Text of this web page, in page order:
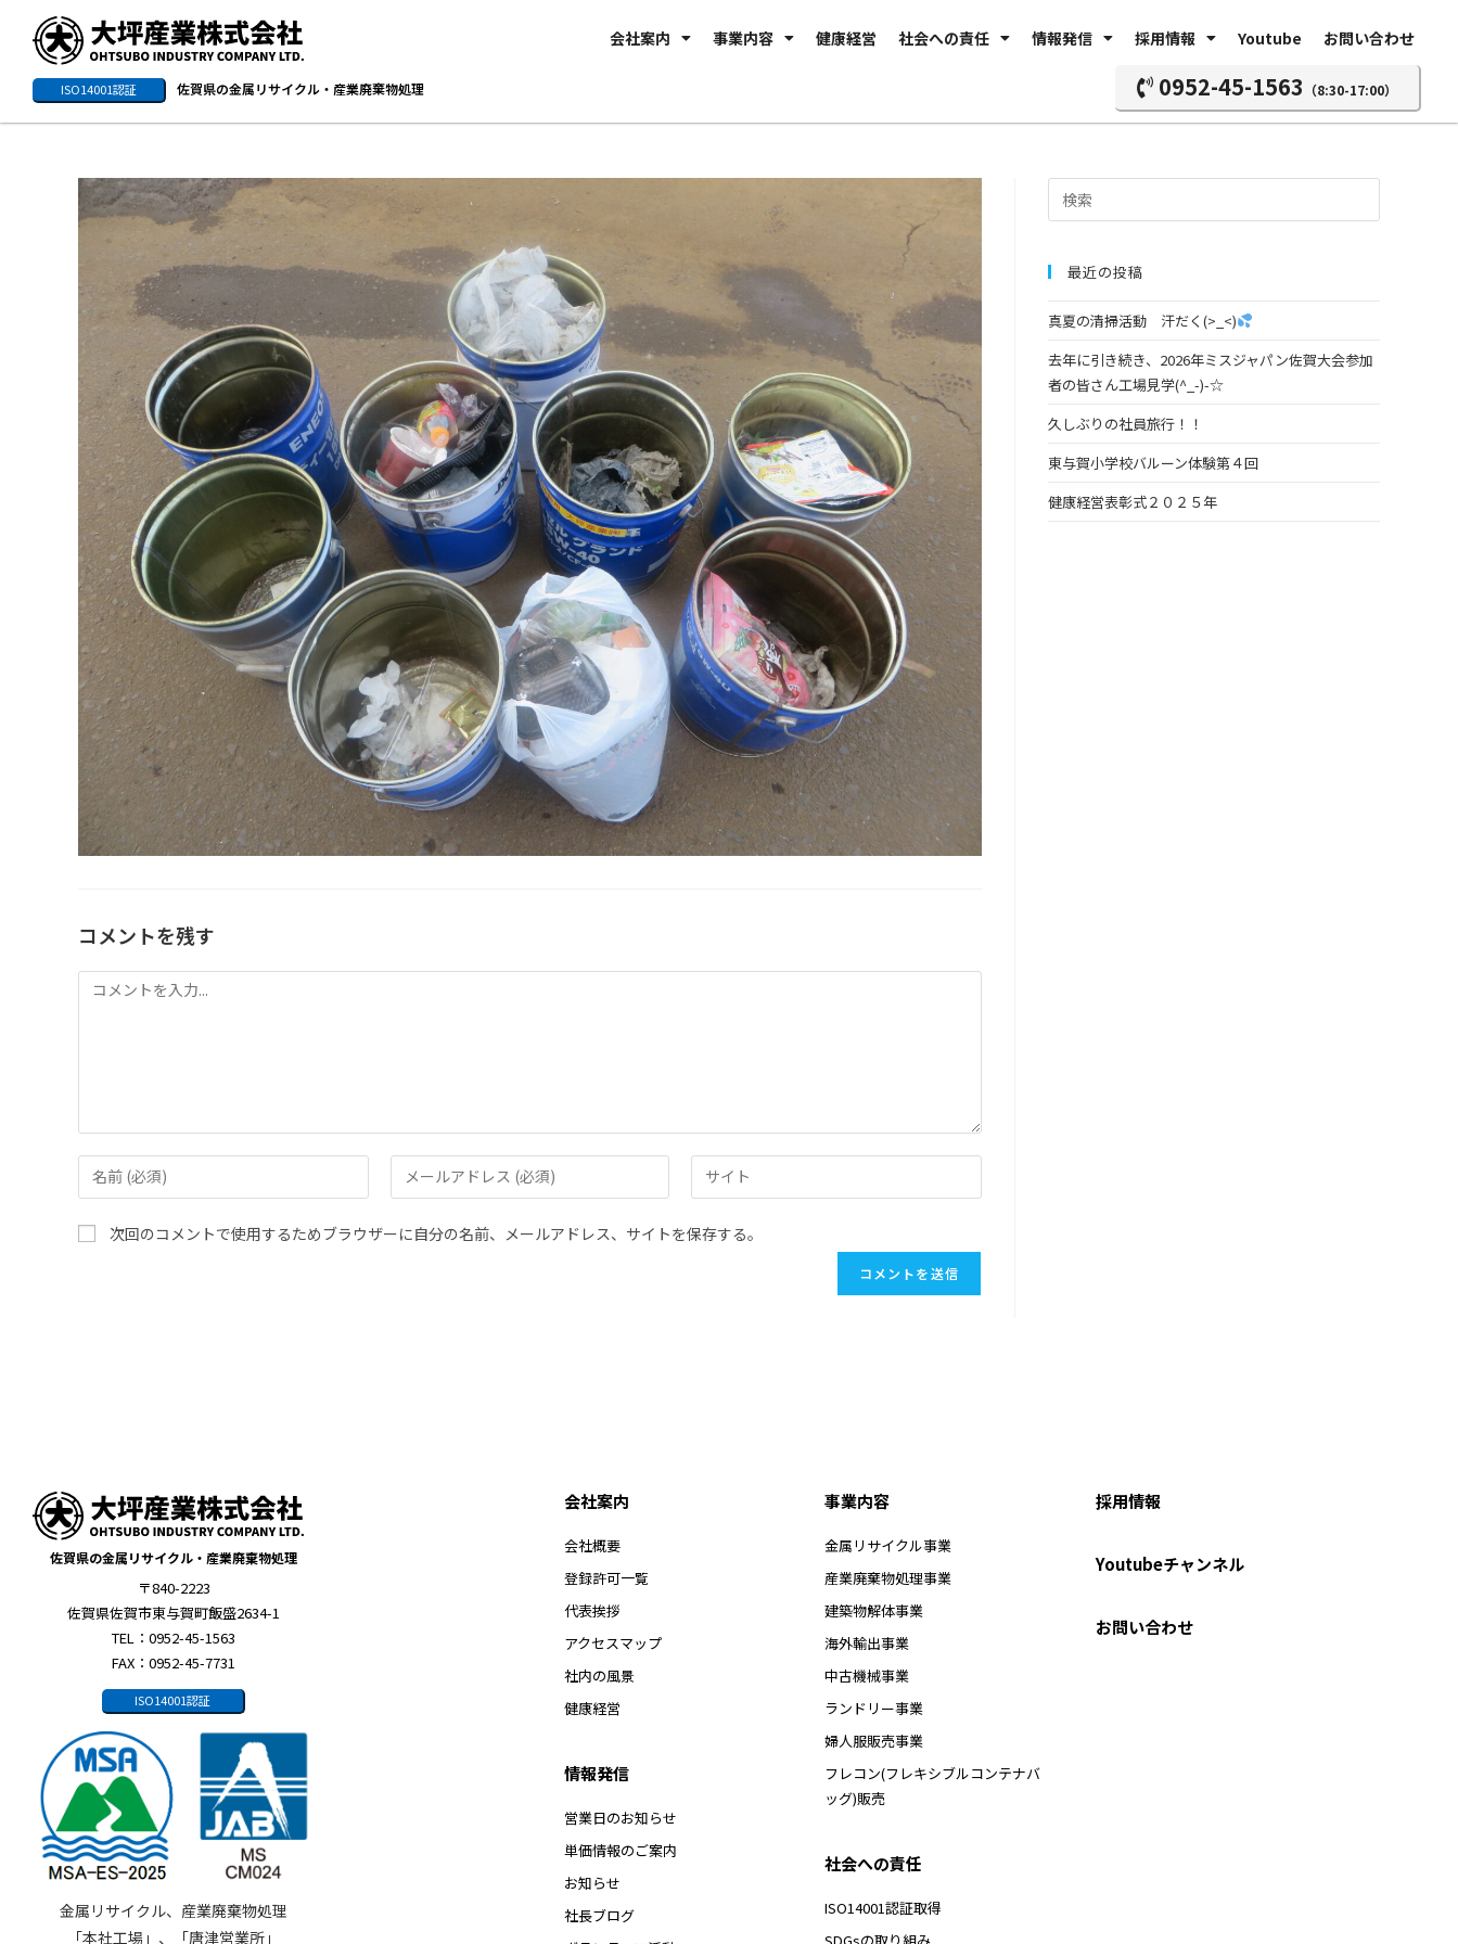
会社案内 事業内容 健康経営 社会への責任 情報発信 採用情報 Youtube お問い合わせ
ISO14001認証 佐賀県の金属リサイクル・産業廃棄物処理 0952-45-1563 （8:30-17:00）
コメントを残す
次回のコメントで使用するためブラウザーに自分の名前、メールアドレス、サイトを保存する。
最近の投稿
真夏の清掃活動 汗だく(>_<)
去年に引き続き、2026年ミスジャパン佐賀大会参加
者の皆さん工場見学(^_-)-☆
久しぶりの社員旅行！！
東与賀小学校バルーン体験第４回
健康経営表彰式２０２５年
佐賀県の金属リサイクル・産業廃棄物処理
〒840-2223
佐賀県佐賀市東与賀町飯盛2634-1
TEL：0952-45-1563
FAX：0952-45-7731
ISO14001認証
金属リサイクル、産業廃棄物処理
「本社工場」、「唐津営業所」
会社案内
会社概要
登録許可一覧
代表挨拶
アクセスマップ
社内の風景
健康経営
情報発信
営業日のお知らせ
単価情報のご案内
お知らせ
社長ブログ
事業内容
金属リサイクル事業
産業廃棄物処理事業
建築物解体事業
海外輸出事業
中古機械事業
ランドリー事業
婦人服販売事業
フレコン(フレキシブルコンテナバ
ッグ)販売
社会への責任
ISO14001認証取得
採用情報
Youtubeチャンネル
お問い合わせ